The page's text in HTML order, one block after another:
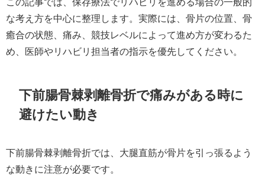
な考え方を中心に整理します。実際には、骨片の位置、骨
癒合の状態、痛み、競技レベルによって進め方が変わるた
め、医師やリハビリ担当者の指示を優先してください。
下前腸骨棘剥離骨折で痛みがある時に
避けたい動き
下前腸骨棘剥離骨折では、大腿直筋が骨片を引っ張るよう
な動きに注意が必要です。